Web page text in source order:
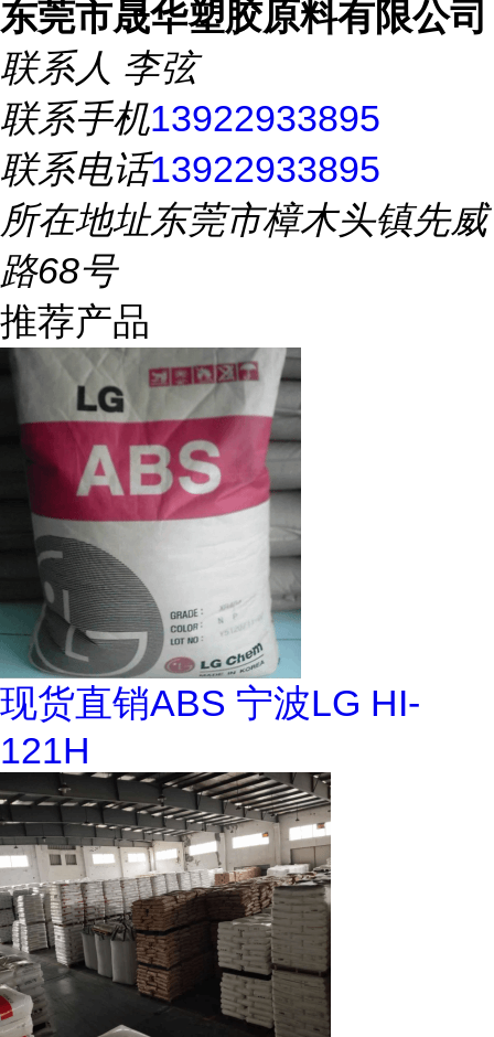
东莞市晟华塑胶原料有限公司
联系人 李弦
联系手机13922933895
联系电话13922933895
所在地址东莞市樟木头镇先威
路68号
推荐产品
现货直销ABS 宁波LG HI-
121H